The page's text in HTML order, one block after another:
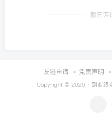
暂无评
友链申请 免责声明
Copyright © 2026 · 副业终